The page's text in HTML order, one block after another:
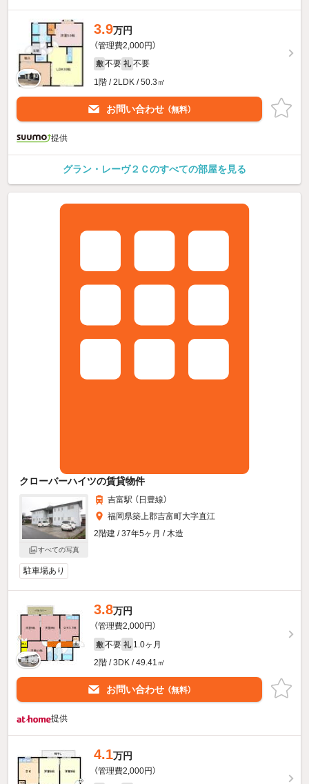
3.9万円
（管理費2,000円）
敷 不要 礼 不要
1階 / 2LDK / 50.3㎡
お問い合わせ （無料）
提供
グラン・レーヴ２Ｃのすべての部屋を見る
クローバーハイツの賃貸物件
すべての写真
吉富駅 （日豊線）
福岡県築上郡吉富町大字直江
2階建 / 37年5ヶ月 / 木造
駐車場あり
3.8万円
（管理費2,000円）
敷 不要 礼 1.0ヶ月
2階 / 3DK / 49.41㎡
お問い合わせ （無料）
提供
4.1万円
（管理費2,000円）